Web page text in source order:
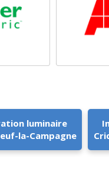
luminaire
la-Campagne